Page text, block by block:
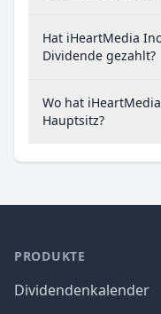
Hat iHeartMedia
Dividende gezahlt?
Wo hat
Hauptsitz?
PRODUKTE
Dividendenkalender